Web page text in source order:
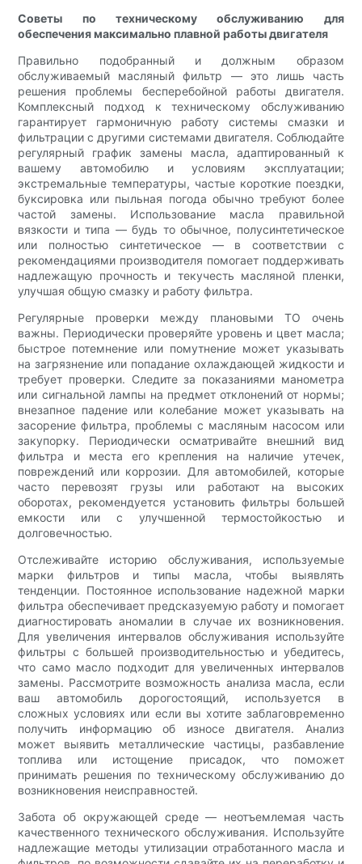
Советы по техническому обслуживанию для
обеспечения максимально плавной работы двигателя
Правильно подобранный и должным образом
обслуживаемый масляный фильтр — это лишь часть
решения проблемы бесперебойной работы двигателя.
Комплексный подход к техническому обслуживанию
гарантирует гармоничную работу системы смазки и
фильтрации с другими системами двигателя. Соблюдайте
регулярный график замены масла, адаптированный к
вашему автомобилю и условиям эксплуатации;
экстремальные температуры, частые короткие поездки,
буксировка или пыльная погода обычно требуют более
частой замены. Использование масла правильной
вязкости и типа — будь то обычное, полусинтетическое
или полностью синтетическое — в соответствии с
рекомендациями производителя помогает поддерживать
надлежащую прочность и текучесть масляной пленки,
улучшая общую смазку и работу фильтра.
Регулярные проверки между плановыми ТО очень
важны. Периодически проверяйте уровень и цвет масла;
быстрое потемнение или помутнение может указывать
на загрязнение или попадание охлаждающей жидкости и
требует проверки. Следите за показаниями манометра
или сигнальной лампы на предмет отклонений от нормы;
внезапное падение или колебание может указывать на
засорение фильтра, проблемы с масляным насосом или
закупорку. Периодически осматривайте внешний вид
фильтра и места его крепления на наличие утечек,
повреждений или коррозии. Для автомобилей, которые
часто перевозят грузы или работают на высоких
оборотах, рекомендуется установить фильтры большей
емкости или с улучшенной термостойкостью и
долговечностью.
Отслеживайте историю обслуживания, используемые
марки фильтров и типы масла, чтобы выявлять
тенденции. Постоянное использование надежной марки
фильтра обеспечивает предсказуемую работу и помогает
диагностировать аномалии в случае их возникновения.
Для увеличения интервалов обслуживания используйте
фильтры с большей производительностью и убедитесь,
что само масло подходит для увеличенных интервалов
замены. Рассмотрите возможность анализа масла, если
ваш автомобиль дорогостоящий, используется в
сложных условиях или если вы хотите заблаговременно
получить информацию об износе двигателя. Анализ
может выявить металлические частицы, разбавление
топлива или истощение присадок, что поможет
принимать решения по техническому обслуживанию до
возникновения неисправностей.
Забота об окружающей среде — неотъемлемая часть
качественного технического обслуживания. Используйте
надлежащие методы утилизации отработанного масла и